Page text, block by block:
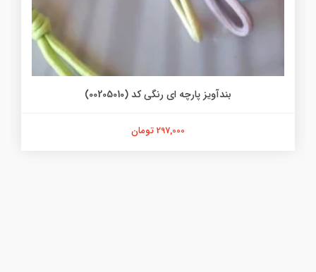
بندآویز پارچه ای رنگی کد (00205010)
297,000 تومان